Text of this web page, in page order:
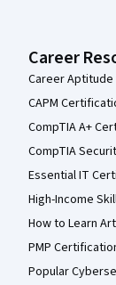
Career
Career
CAPM
CompTIA A+
CompTIA
Essential IT
High-Income
How to Learn
PMP
Popular